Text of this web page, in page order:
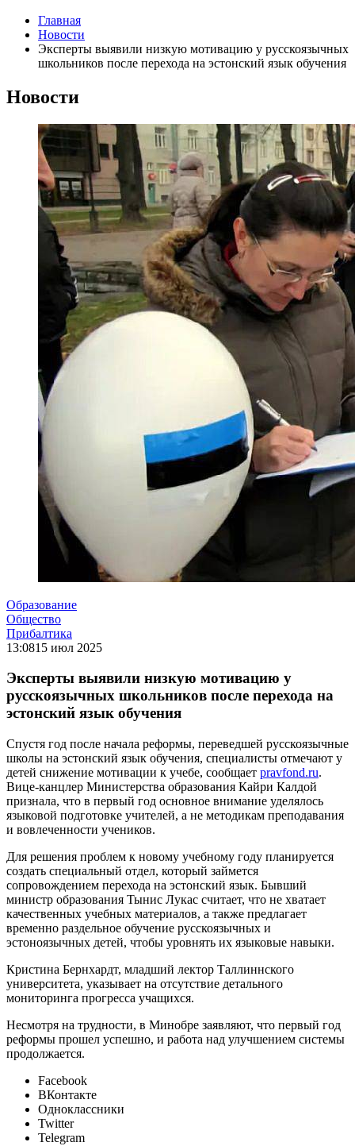
Главная
Новости
Эксперты выявили низкую мотивацию у русскоязычных
школьников после перехода на эстонский язык обучения
Новости
Образование
Общество
Прибалтика
13:0815 июл 2025
Эксперты выявили низкую мотивацию у
русскоязычных школьников после перехода на
эстонский язык обучения
Спустя год после начала реформы, переведшей русскоязычные
школы на эстонский язык обучения, специалисты отмечают у
детей снижение мотивации к учебе, сообщает pravfond.ru.
Вице-канцлер Министерства образования Кайри Калдой
признала, что в первый год основное внимание уделялось
языковой подготовке учителей, а не методикам преподавания
и вовлеченности учеников.
Для решения проблем к новому учебному году планируется
создать специальный отдел, который займется
сопровождением перехода на эстонский язык. Бывший
министр образования Тынис Лукас считает, что не хватает
качественных учебных материалов, а также предлагает
временно раздельное обучение русскоязычных и
эстоноязычных детей, чтобы уровнять их языковые навыки.
Кристина Бернхардт, младший лектор Таллиннского
университета, указывает на отсутствие детального
мониторинга прогресса учащихся.
Несмотря на трудности, в Минобре заявляют, что первый год
реформы прошел успешно, и работа над улучшением системы
продолжается.
Facebook
ВКонтакте
Одноклассники
Twitter
Telegram